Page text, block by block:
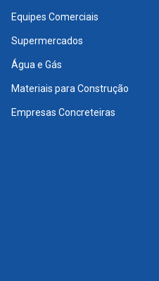
Equipes Comerciais
Supermercados
Água e Gás
Materiais para Construção
Empresas Concreteiras